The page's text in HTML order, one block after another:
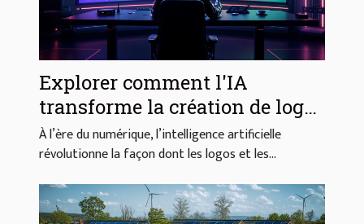
Explorer comment l'IA
transforme la création de logos
et d'images
À l’ère du numérique, l’intelligence artificielle
révolutionne la façon dont les logos et les...